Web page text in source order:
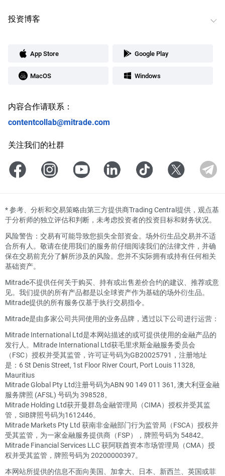
投资博客
App Store Google Play
MacOS Windows
内容合作请联系：
contentcollab@mitrade.com
关注我们的社群
*参考、分析和交易策略由第三方提供商Trading Central提供，观点基
于分析师的独立评估和判断，未考虑投资者的投资目标和财务状况。
风险警告：交易有可能导致您损失全部资金。场外衍生品交易并不适
合所有人。敬请在使用我们的服务前仔细阅读我们的法律文件，并确
保在交易前充分了解所涉及的风险。您并不实际拥有或持有任何相关
基础资产。
Mitrade不提供任何关于购买、持有或出售差价合约的建议、推荐或意
见。我们提供的所有产品都是以全球资产作为基础的场外衍生品。
Mitrade提供的所有服务仅基于执行交易指令。
Mitrade是由多家公司共同使用的业务品牌，透过以下公司进行运营：
Mitrade International Ltd是本网站描述的或可提供使用的金融产品的
发行人。Mitrade International Ltd获毛里求斯金融服务委员会
（FSC）授权并受其监管，许可证号码为GB20025791，注册地址
是：6 St Denis Street, 1st Floor River Court, Port Louis 11328,
Mauritius
Mitrade Global Pty Ltd注册号码为ABN 90 149 011 361, 澳大利亚金融
服务牌照 (AFSL) 号码为 398528。
Mitrade Holding Ltd获开曼群岛金融管理局（CIMA）授权并受其监
管，SIB牌照号码为1612446。
Mitrade Markets Pty Ltd 获南非金融部门行为监管局（FSCA）授权并
受其监管，为一家金融服务提供商（FSP），牌照号码为 54842。
Mitrade Financial Services LLC 获阿联酋资本市场管理局（CMA）授
权并受其监管，牌照号码为 20200000397。
本网站所提供的信息不面向美国、加拿大、日本、新西兰、英国或菲